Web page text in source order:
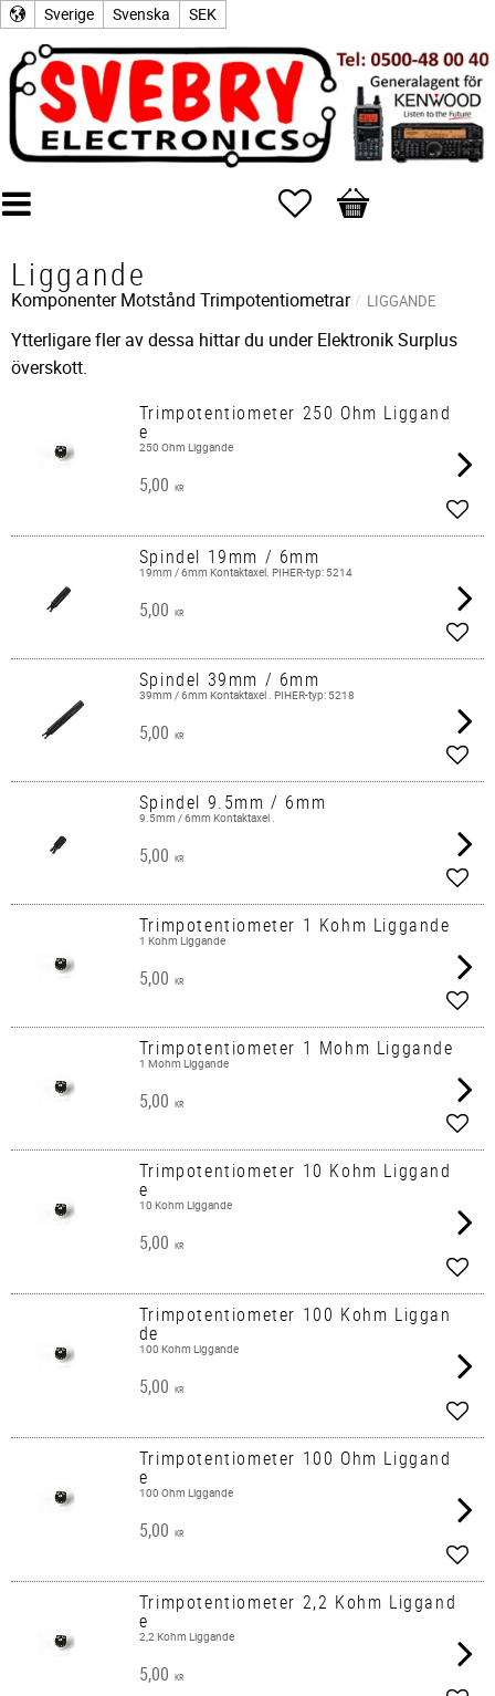
Sverige Svenska SEK
Favoriter
Kundvagn
Liggande
Komponenter Motstånd Trimpotentiometrar LIGGANDE
Ytterligare fler av dessa hittar du under Elektronik Surplus
överskott.
Trimpotentiometer 250 Ohm Liggand
e
250 Ohm Liggande
5,00 KR
Spindel 19mm / 6mm
19mm / 6mm Kontaktaxel. PIHER-typ: 5214
5,00 KR
Spindel 39mm / 6mm
39mm / 6mm Kontaktaxel . PIHER-typ: 5218
5,00 KR
Spindel 9.5mm / 6mm
9.5mm / 6mm Kontaktaxel .
5,00 KR
Trimpotentiometer 1 Kohm Liggande
1 Kohm Liggande
5,00 KR
Trimpotentiometer 1 Mohm Liggande
1 Mohm Liggande
5,00 KR
Trimpotentiometer 10 Kohm Liggand
e
10 Kohm Liggande
5,00 KR
Trimpotentiometer 100 Kohm Liggan
de
100 Kohm Liggande
5,00 KR
Trimpotentiometer 100 Ohm Liggand
e
100 Ohm Liggande
5,00 KR
Trimpotentiometer 2,2 Kohm Liggand
e
2,2 Kohm Liggande
5,00 KR